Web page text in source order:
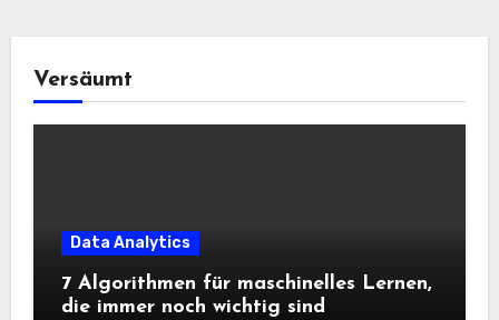
Versäumt
Data Analytics
7 Algorithmen für maschinelles Lernen,
die immer noch wichtig sind